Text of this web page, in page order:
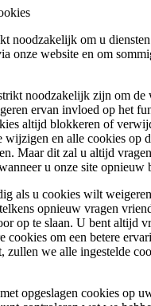
noodzakelijk om u diensten
onze website en om
noodzakelijk zijn om de
ervan invloed op het
altijd blokkeren of
wijzigen en alle cookies op
Maar dit zal u altijd
u onze site opnieuw
als u cookies wilt
opnieuw vragen
op te slaan. U bent altijd
cookies om een betere
zullen we alle ingestelde
opgeslagen cookies op